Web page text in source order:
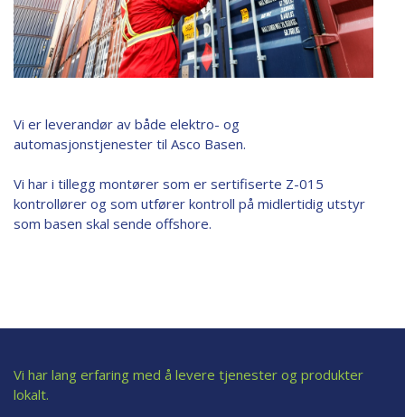
Vi er leverandør av både elektro- og
automasjonstjenester til Asco Basen.
Vi har i tillegg montører som er sertifiserte Z-015
kontrollører og som utfører kontroll på midlertidig utstyr
som basen skal sende offshore.
Vi har lang erfaring med å levere tjenester og produkter
lokalt.